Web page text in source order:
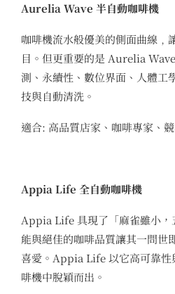
Aurelia Wave 半自動咖啡機
咖啡機流水般優美的側面曲線﹐
目。但更重要的是 Aurelia
測、永續性、數位界面、人體工
技與自動清洗。
適合: 高品質店家、咖啡專家、
Appia Life 全自動咖啡機
Appia Life 具現了「麻雀雖小，
能與絕佳的咖啡品質讓其一問世
喜愛。Appia Life 以它高可靠性
啡機中脫穎而出。